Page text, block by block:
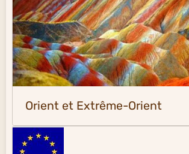
Orient et Extrême-Orient